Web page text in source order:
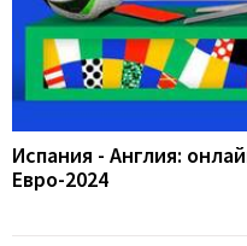
Испания - Англия:
Евро-2024